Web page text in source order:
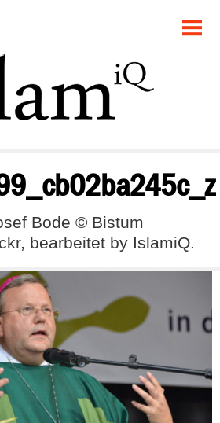
Bode © Bistum
bearbeitet by IslamiQ.